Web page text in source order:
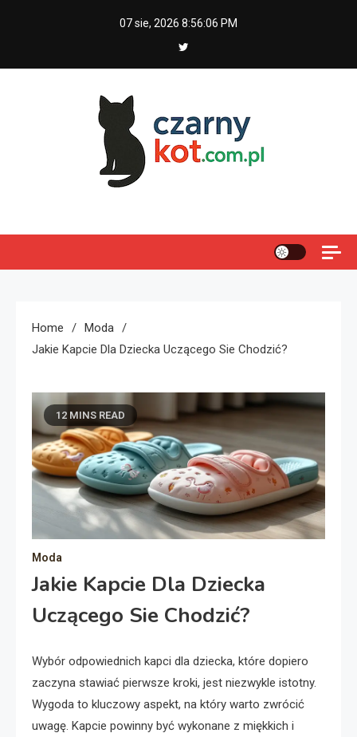
07 sie, 2026 8:56:07 PM
Home
Moda
Jakie Kapcie Dla Dziecka Uczącego Sie Chodzić?
12 MINS READ
Moda
Jakie Kapcie Dla Dziecka
Uczącego Sie Chodzić?
Wybór odpowiednich kapci dla dziecka, które dopiero
zaczyna stawiać pierwsze kroki, jest niezwykle istotny.
Wygoda to kluczowy aspekt, na który warto zwrócić
uwagę. Kapcie powinny być wykonane z miękkich i